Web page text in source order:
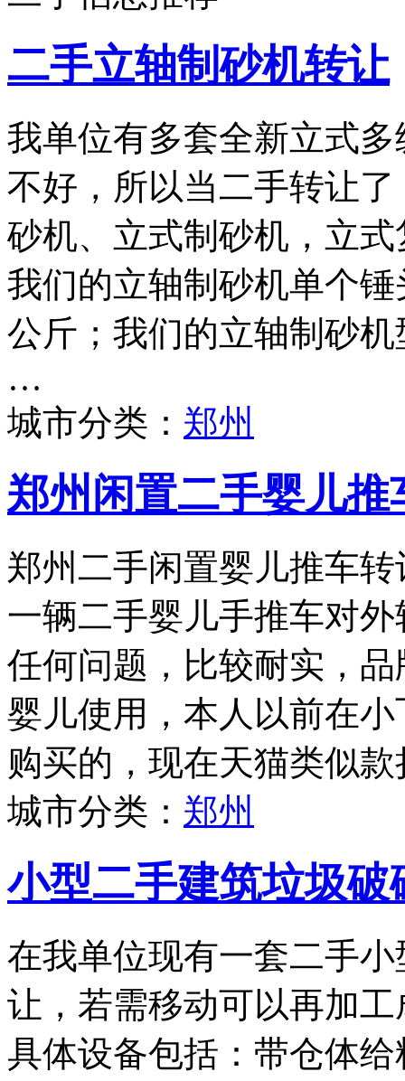
二手立轴制砂机转让
我单位有多套全新立式
不好，所以当二手转让
砂机、立式制砂机，立
我们的立轴制砂机单个
公斤；我们的立轴制砂
…
城市分类： 郑州
郑州闲置二手婴儿推
郑州二手闲置婴儿推车
一辆二手婴儿手推车对
任何问题，比较耐实，品
婴儿使用，本人以前在
购买的，现在天猫类似
城市分类： 郑州
小型二手建筑垃圾破
在我单位现有一套二手
让，若需移动可以再加
具体设备包括：带仓体